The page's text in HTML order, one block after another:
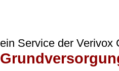
ein Service der Verivox